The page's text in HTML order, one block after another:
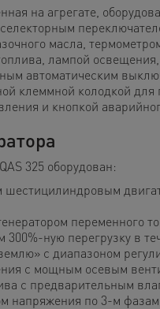
на агрегате,
масла,
лампой
автоматическим
клеммной колодкой
и кнопкой
325 оборудован:
переменного
ную перегрузку в
с диапазоном
с мощным осевым
с предварительным
напряжения по 3-м